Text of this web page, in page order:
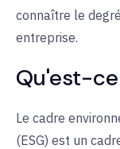
connaître le
entreprise.
Qu'est-
Le cadre
(ESG) est un